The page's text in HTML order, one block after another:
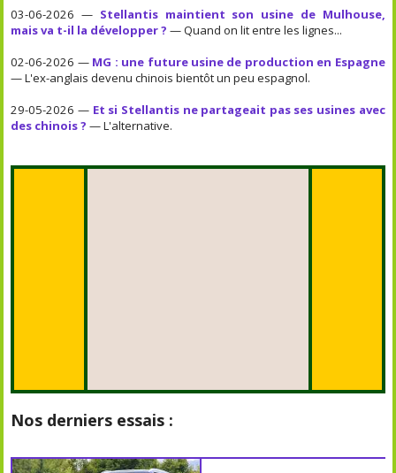
03-06-2026 — Stellantis maintient son usine de Mulhouse,
mais va t-il la développer ? — Quand on lit entre les lignes...
02-06-2026 — MG : une future usine de production en Espagne
— L'ex-anglais devenu chinois bientôt un peu espagnol.
29-05-2026 — Et si Stellantis ne partageait pas ses usines avec
des chinois ? — L'alternative.
Nos derniers essais :